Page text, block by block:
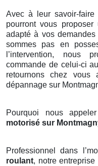
Avec à leur savoir-
pourront vous
adapté à vos
sommes pas en
l’intervention, nous
commande de celui-ci
retournons chez
dépannage sur
Pourquoi nous
motorisé sur
Professionnel dans
roulant, notre